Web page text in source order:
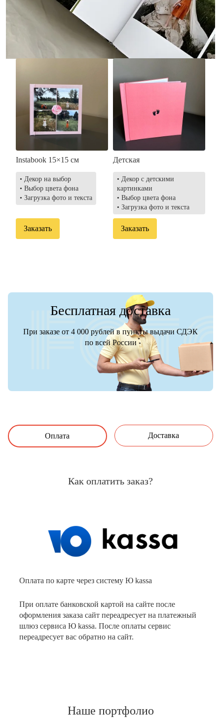
• Загрузка фото и текста
• Выбор цвета фона
• Загрузка фото и текста
Instabook 15×15 см
• Декор на выбор
• Выбор цвета фона
• Загрузка фото и текста
Заказать
Детская
• Декор с детскими
картинками
• Выбор цвета фона
• Загрузка фото и текста
Заказать
Бесплатная доставка
При заказе от 4 000 рублей в пункты выдачи СДЭК
по всей России
Оплата Доставка
Как оплатить заказ?
Оплата по карте через систему Ю kassa
При оплате банковской картой на сайте после
оформления заказа сайт переадресует на платежный
шлюз сервиса Ю kassa. После оплаты сервис
переадресует вас обратно на сайт.
Наше портфолио